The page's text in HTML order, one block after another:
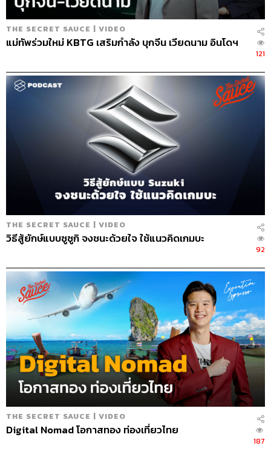
THE SECRET SAUCE | VIDEO
แม่ทัพร่วมใหม่ KBTG เสริมกำลัง บุกจีน เวียดนาม อินโดฯ
121
THE SECRET SAUCE | VIDEO
วิธีสู้ยักษ์แบบซูซูกิ จงชนะด้วยใจ ใช้แนวคิดเกมบะ
92
THE SECRET SAUCE | VIDEO
Digital Nomad โอกาสทอง ท่องเที่ยวไทย
187